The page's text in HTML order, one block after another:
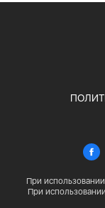
При
При